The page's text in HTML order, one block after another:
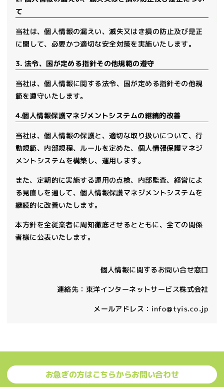
て
当社は、個人情報の漏えい、滅失又はき損の防止及び是正
に関して、必要かつ適切な安全対策を実施いたします。
3. 法令、国が定める指針その他規範の遵守
当社は、個人情報に関する法令、国が定める指針その他規
範を遵守いたします。
4.個人情報保護マネジメントシステムの継続的改善
当社は、個人情報の保護と、適切な取り扱いについて、行
動規範、内部規程、ルールを定めた、個人情報保護マネジ
メントシステムを構築し、運用します。
また、定期的に実施する運用の点検、内部監査、経営によ
る見直しを通して、個人情報保護マネジメントシステムを
継続的に改善いたします。
本方針を全従業者に周知徹底させるとともに、全ての関係
者様に公表いたします。
個人情報に関するお問い合せ窓口
連絡先：東洋インターネットサービス株式会社
メールアドレス：info@tyis.co.jp
お急ぎの方はこちらからお問い合わせ